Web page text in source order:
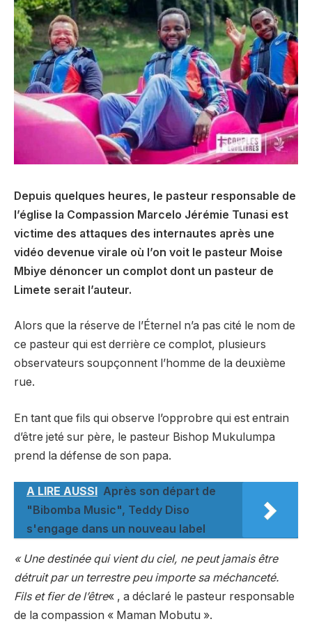
Depuis quelques heures, le pasteur responsable de
l’église la Compassion Marcelo Jérémie Tunasi est
victime des attaques des internautes après une
vidéo devenue virale où l’on voit le pasteur Moise
Mbiye dénoncer un complot dont un pasteur de
Limete serait l’auteur.
Alors que la réserve de l’Éternel n’a pas cité le nom de
ce pasteur qui est derrière ce complot, plusieurs
observateurs soupçonnent l’homme de la deuxième
rue.
En tant que fils qui observe l’opprobre qui est entrain
d’être jeté sur père, le pasteur Bishop Mukulumpa
prend la défense de son papa.
A LIRE AUSSI Après son départ de
"Bibomba Music", Teddy Diso
s'engage dans un nouveau label
« Une destinée qui vient du ciel, ne peut jamais être
détruit par un terrestre peu importe sa méchanceté.
Fils et fier de l’être« , a déclaré le pasteur responsable
de la compassion « Maman Mobutu ».